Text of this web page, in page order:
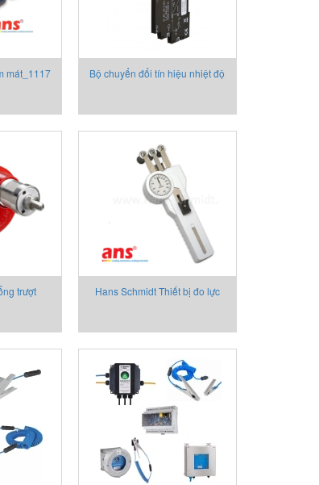
mát_1117
Bộ chuyển đổi tín hiệu nhiệt độ
trượt
Hans Schmidt Thiết bị đo lực
Hans Schmidt Vietnam